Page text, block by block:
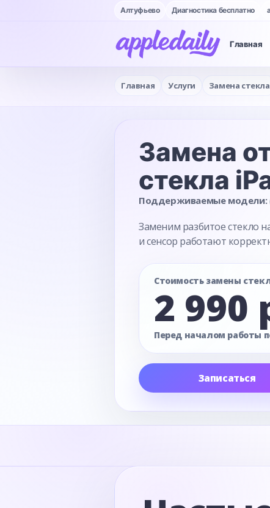
Алтуфьево Диагностика бесплатно
Главная
Главная Услуги Замена стекла
Замена
стекла
Поддерживаемые модели:
Заменим разбитое стекло
и сенсор работают
Стоимость замены
2 990
Перед началом работы
Записаться